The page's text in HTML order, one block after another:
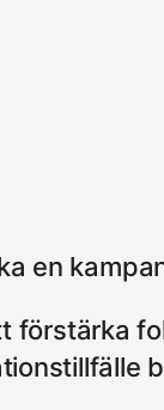
en
förstärka